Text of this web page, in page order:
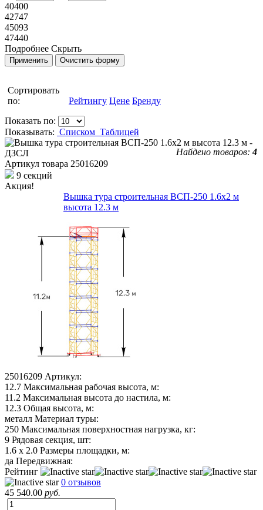
40400
42747
45093
47440
Подробнее Скрыть
Сортировать
по:
Рейтингу Цене Бренду
Показать по:
Показывать: Списком Таблицей
Найдено товаров:4
Артикул товара 25016209
9 секций
Акция!
Вышка тура строительная ВСП-250 1.6х2 м
высота 12.3 м
25016209 Артикул:
12.7 Максимальная рабочая высота, м:
11.2 Максимальная высота до настила, м:
12.3 Общая высота, м:
металл Материал туры:
250 Максимальная поверхностная нагрузка, кг:
9 Рядовая секция, шт:
1.6 х 2.0 Размеры площадки, м:
да Передвижная:
Рейтинг
0 отзывов
45 540.00 руб.